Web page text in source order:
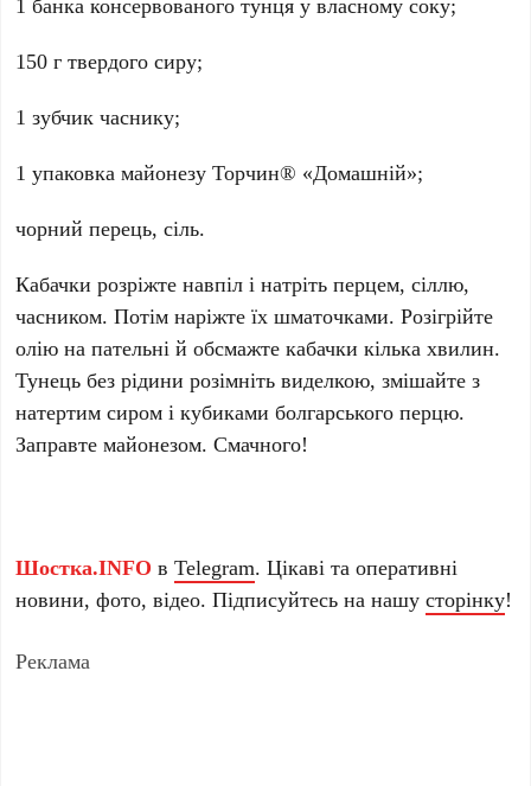
150 г твердого сиру;
1 зубчик часнику;
1 упаковка майонезу Торчин® «Домашній»;
чорний перець, сіль.
Кабачки розріжте навпіл і натріть перцем, сіллю,
часником. Потім наріжте їх шматочками. Розігрійте
олію на пательні й обсмажте кабачки кілька хвилин.
Тунець без рідини розімніть виделкою, змішайте з
натертим сиром і кубиками болгарського перцю.
Заправте майонезом. Смачного!
Шостка.INFO вTelegram. Цікаві та оперативні
новини, фото, відео. Підписуйтесь на нашусторінку!
Реклама